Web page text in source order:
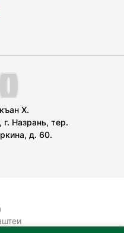
Х.
Назрань, тер.
д. 60.